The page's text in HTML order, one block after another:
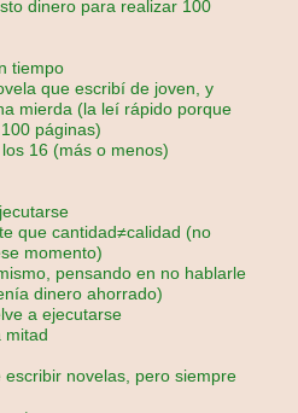
dinero para realizar 100
tiempo
que escribí de joven, y
mierda (la leí rápido porque
páginas)
16 (más o menos)
que cantidad≠calidad (no
momento)
pensando en no hablarle
dinero ahorrado)
a ejecutarse
mitad
novelas, pero siempre